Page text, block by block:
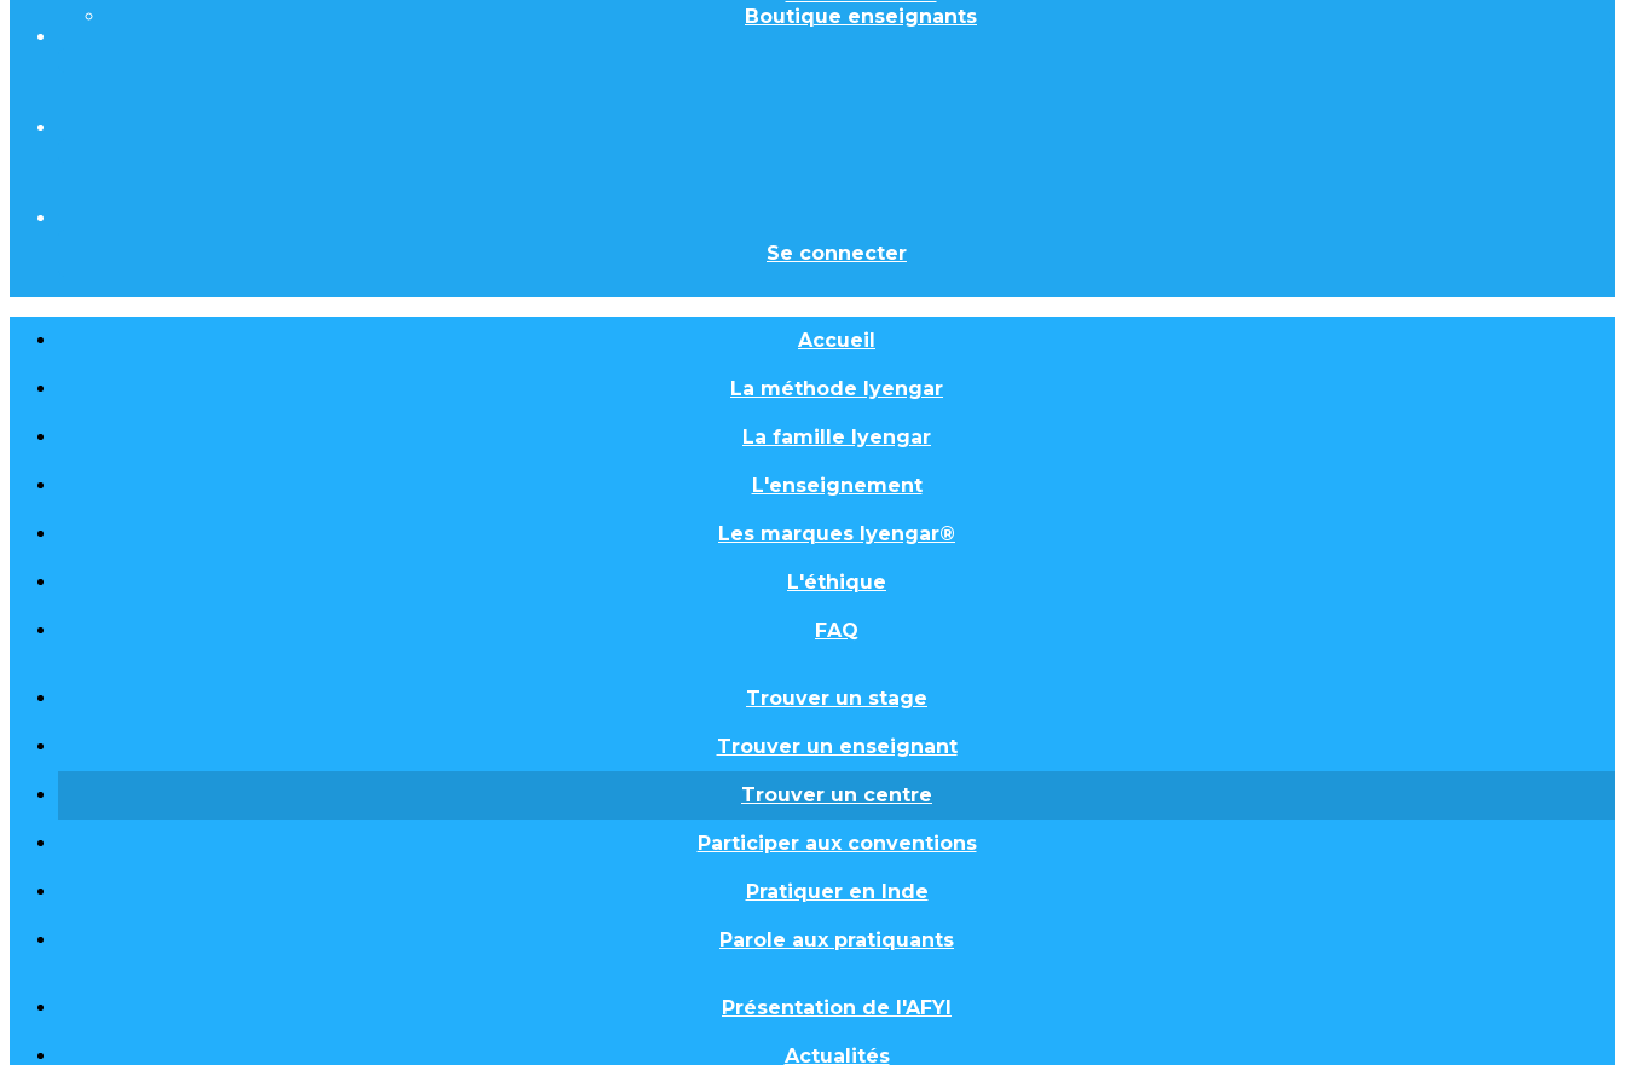
Boutique enseignants
Se connecter
Accueil
La méthode Iyengar
La famille Iyengar
L'enseignement
Les marques Iyengar®
L'éthique
FAQ
Trouver un stage
Trouver un enseignant
Trouver un centre
Participer aux conventions
Pratiquer en Inde
Parole aux pratiquants
Présentation de l'AFYI
Actualités